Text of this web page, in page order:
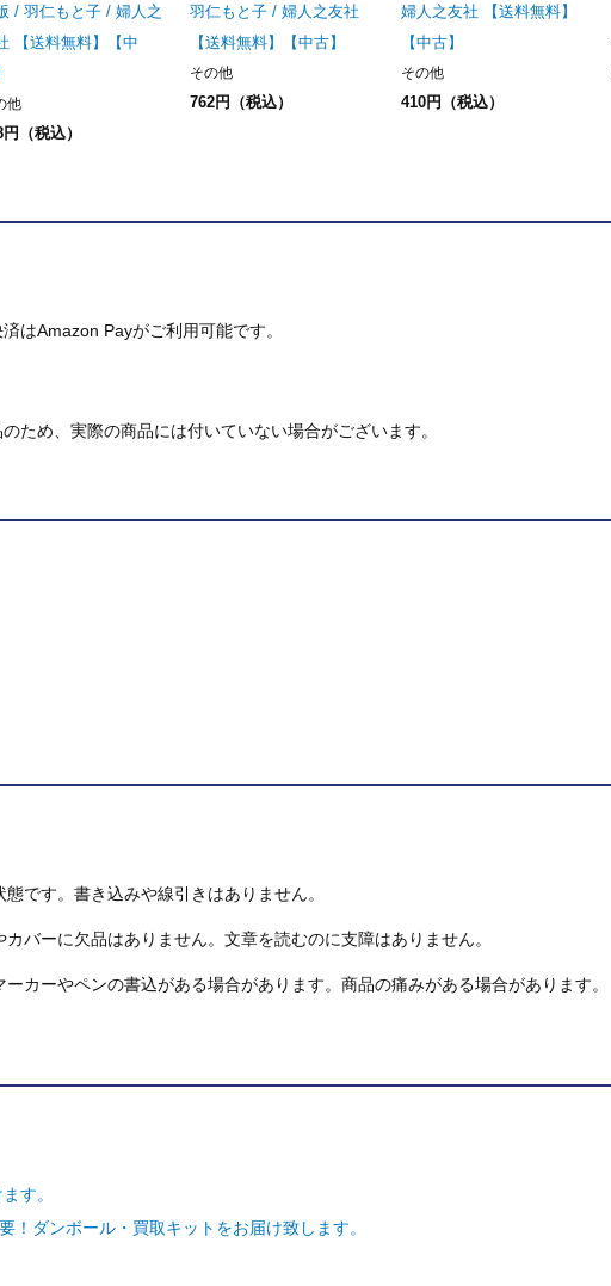
/ 羽仁もと子 / 婦人之
【送料無料】【中
他
（税込）
羽仁もと子 / 婦人之友社
【送料無料】【中古】
その他
762円（税込）
婦人之友社 【送料無料】
【中古】
その他
410円（税込）
はAmazon Payがご利用可能です。
ため、実際の商品には付いていない場合がございます。
です。書き込みや線引きはありません。
バーに欠品はありません。文章を読むのに支障はありません。
カーやペンの書込がある場合があります。商品の痛みがある場合があります。
す。
ダンボール・買取キットをお届け致します。